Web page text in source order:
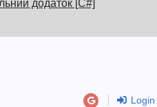
додаток [C#]
Login